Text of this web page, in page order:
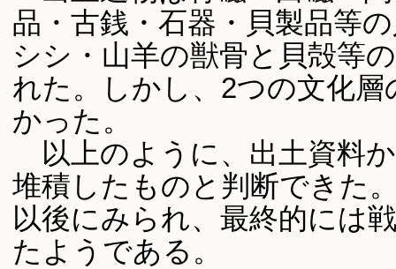
品・古銭・石器・貝製品等
シシ・山羊の獣骨と貝殻等
れた。しかし、2つの文化
かった。
以上のように、出土資料
堆積したものと判断できた
以後にみられ、最終的には
たようである。